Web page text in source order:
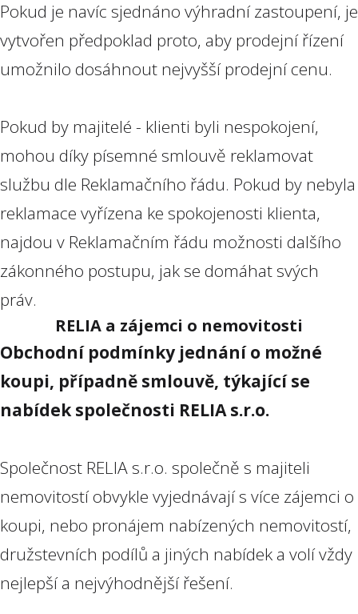
Pokud je navíc sjednáno výhradní zastoupení, je
vytvořen předpoklad proto, aby prodejní řízení
umožnilo dosáhnout nejvyšší prodejní cenu.
Pokud by majitelé - klienti byli nespokojení,
mohou díky písemné smlouvě reklamovat
službu dle Reklamačního řádu. Pokud by nebyla
reklamace vyřízena ke spokojenosti klienta,
najdou v Reklamačním řádu možnosti dalšího
zákonného postupu, jak se domáhat svých
práv.
RELIA a zájemci o nemovitosti
Obchodní podmínky jednání o možné
koupi, případně smlouvě, týkající se
nabídek společnosti RELIA s.r.o.
Společnost RELIA s.r.o. společně s majiteli
nemovitostí obvykle vyjednávají s více zájemci o
koupi, nebo pronájem nabízených nemovitostí,
družstevních podílů a jiných nabídek a volí vždy
nejlepší a nejvýhodnější řešení.